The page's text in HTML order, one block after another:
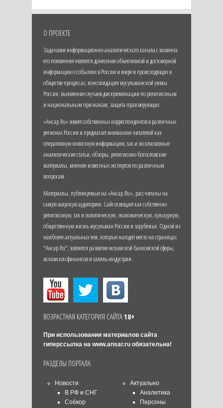
О ПРОЕКТЕ
Задачами информационно-аналитического канала с момента
его появления является донесение объективной и достоверной
информации о событиях в России и мире и происходящих в
обществе процессах, консолидация мусульманской уммы
России, выявление случаев дискриминации по религиозным
и национальным признакам, защита прав верующих.
«Ансар.Ru» имеет собственных корреспондентов в различных
регионах России и предлагает вниманию читателей как
оперативную новостную информацию, так и эксклюзивные
аналитические статьи, обзоры, религиозно-богословские
материалы, мнения известных экспертов по различным
вопросам.
Материалы, публикуемые на «Ансар.Ru», рассчитаны на
самую широкую аудиторию. Сайт освещает как собственно
религиозную, так и политическую, экономическую, культурную,
общественную жизнь мусульман России и зарубежья. Одной из
наиболее актуальных тем, которые находят место на страницах
"Ансар.Ru", является развитие исламской банковской сферы,
исламских финансов и халяль-индустрии.
ВОЗРАСТНАЯ КАТЕГОРИЯ САЙТА18+
При использовании материалов сайта
гиперссылка на www.ansar.ruобязательна!
РАЗДЕЛЫ ПОРТАЛА
Новости
В РФ и СНГ
Собкор
Актуально
Аналитика
Персоны